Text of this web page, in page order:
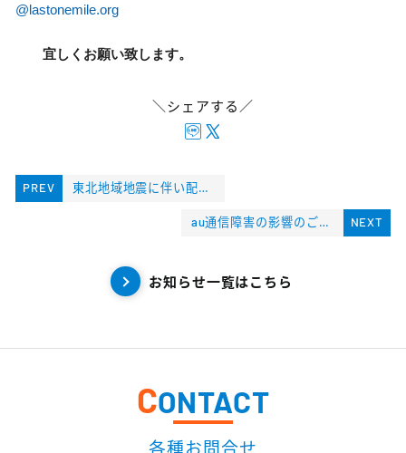
@lastonemile.org
宜しくお願い致します。
＼シェアする／
PREV 東北地域地震に伴い配送の影響について
NEXT
au通信障害の影響のご案内について
お知らせ一覧はこちら
CONTACT
各種お問合せ